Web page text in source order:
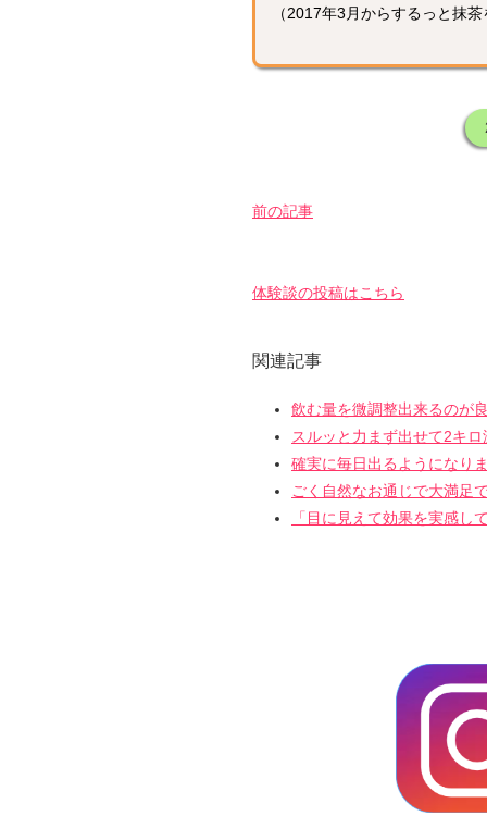
（2017年3月からするっと抹
前の記事
体験談の投稿はこちら
関連記事
飲む量を微調整出来るのが
スルッと力まず出せて2キロ
確実に毎日出るようになり
ごく自然なお通じで大満足
「目に見えて効果を実感し